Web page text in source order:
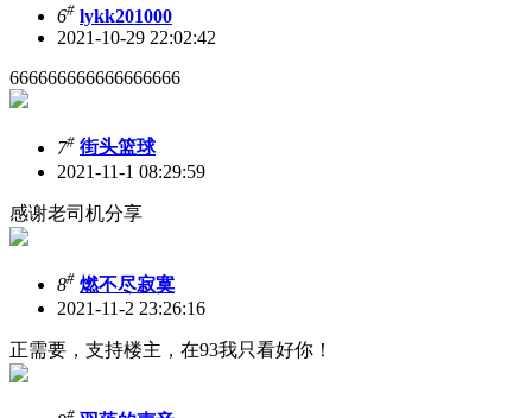
6# lykk201000
2021-10-29 22:02:42
666666666666666666
7# 街头篮球
2021-11-1 08:29:59
感谢老司机分享
8# 燃不尽寂寞
2021-11-2 23:26:16
正需要，支持楼主，在93我只看好你！